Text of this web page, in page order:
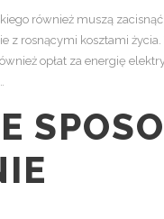
również muszą zacisnąć
z rosnącymi kosztami
opłat za energię